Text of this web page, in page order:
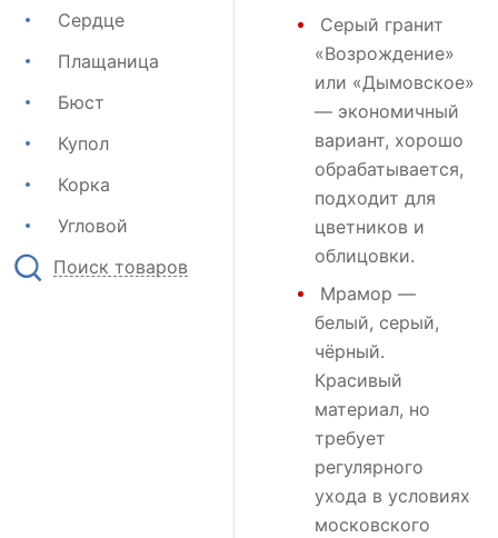
Сердце
Плащаница
Бюст
Купол
Корка
Угловой
Поиск товаров
Серый гранит
«Возрождение»
или «Дымовское»
— экономичный
вариант, хорошо
обрабатывается,
подходит для
цветников и
облицовки.
Мрамор —
белый, серый,
чёрный.
Красивый
материал, но
требует
регулярного
ухода в условиях
московского